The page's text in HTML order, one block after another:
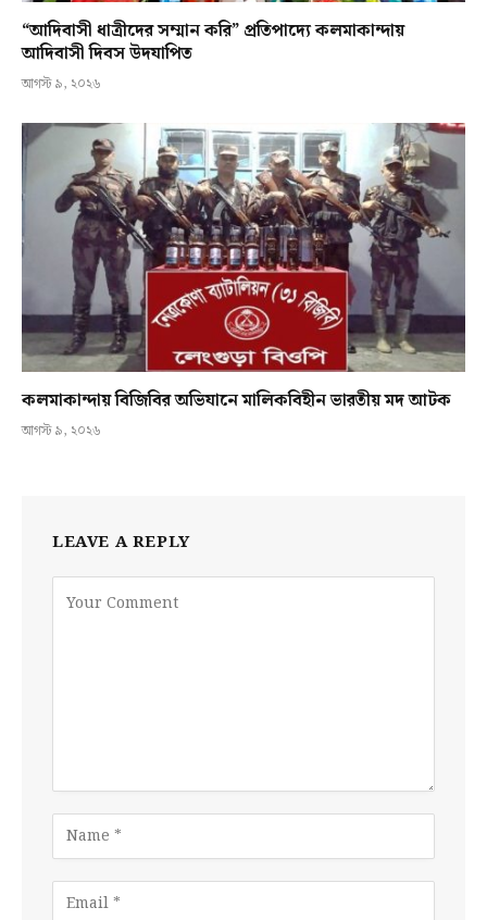
“আদিবাসী ধাত্রীদের সম্মান করি” প্রতিপাদ্যে কলমাকান্দায়
আদিবাসী দিবস উদযাপিত
আগস্ট ৯, ২০২৬
কলমাকান্দায় বিজিবির অভিযানে মালিকবিহীন ভারতীয় মদ আটক
আগস্ট ৯, ২০২৬
LEAVE A REPLY